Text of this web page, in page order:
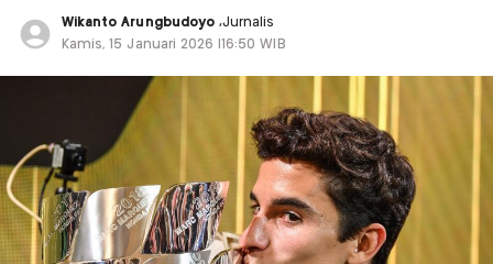
Wikanto Arungbudoyo ,Jurnalis
Kamis, 15 Januari 2026 |16:50 WIB